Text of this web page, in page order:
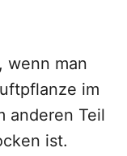
wenn man
im
anderen Teil
ist.